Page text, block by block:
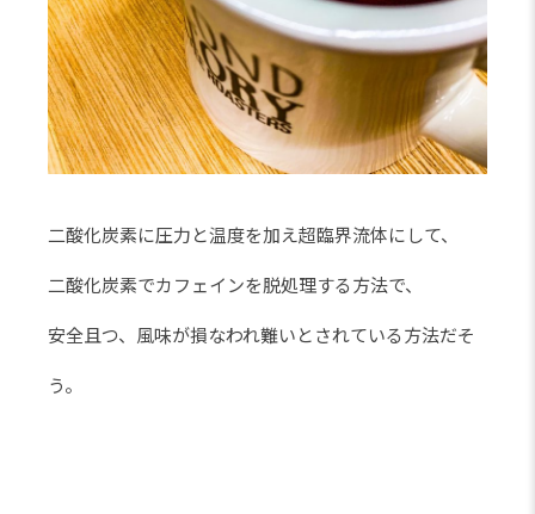
二酸化炭素に圧力と温度を加え超臨界流体にして、
二酸化炭素でカフェインを脱処理する方法で、
安全且つ、風味が損なわれ難いとされている方法だそ
う。